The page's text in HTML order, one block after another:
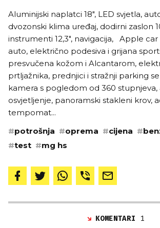
Aluminijski naplatci 18", LED svjetla,
dvozonski klima uređaj, dodirni zaslon
instrumenti 12,3", navigacija, Apple
auto, električno podesiva i grijana
presvučena kožom i Alcantarom,
prtljažnika, prednjici i stražnji parking
kamera s pogledom od 360
osvjetljenje, panoramski stakleni krov,
tempomat...
#potrošnja #oprema #cijena #
#test #mg hs
KOMENTARI 1